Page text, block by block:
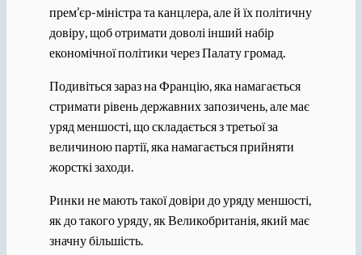
прем’єр-міністра та канцлера, але й їх політичну
довіру, щоб отримати доволі інший набір
економічної політики через Палату громад.
Подивіться зараз на Францію, яка намагається
стримати рівень державних запозичень, але має
уряд меншості, що складається з третьої за
величиною партії, яка намагається прийняти
жорсткі заходи.
Ринки не мають такої довіри до уряду меншості,
як до такого уряду, як Великобританія, який має
значну більшість.